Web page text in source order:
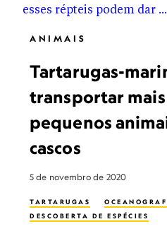
ANIMAIS
Tartarugas-
transportar
pequenos
cascos
5 de novembro de 2020
TARTARUGAS
DESCOBERTA DE ESPÉCIES